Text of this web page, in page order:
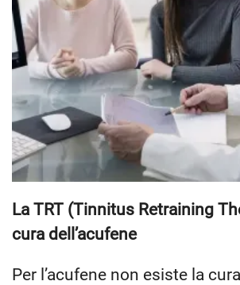
La TRT (Tinnitus Retraining
cura dell’acufene
Per l’acufene non esiste la